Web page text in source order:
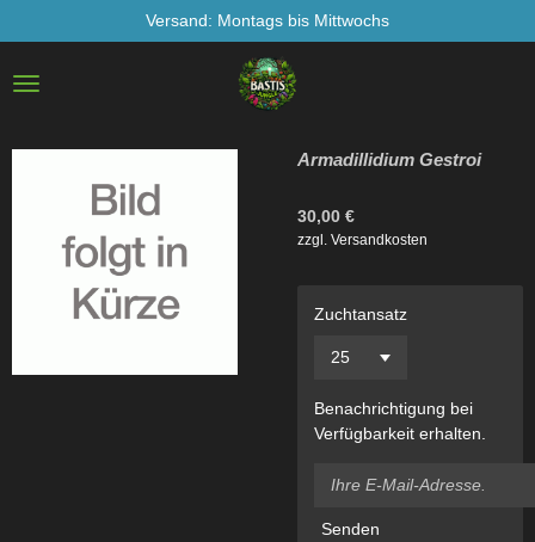
Hauptinhalt
springen
Versand: Montags bis Mittwochs
Armadillidium Gestroi
30,00 €
zzgl. Versandkosten
Zuchtansatz
Benachrichtigung bei
Verfügbarkeit erhalten.
Senden